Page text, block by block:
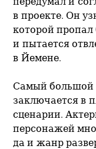
в проекте. Он
которой пропал
и пытается
в Йемене.
Самый большой
заключается в
сценарии.
персонажей
да и жанр